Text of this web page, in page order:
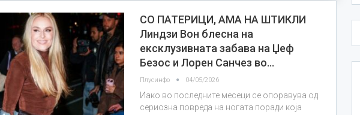
СО ПАТЕРИЦИ, АМА НА ШТИКЛИ
Линдзи Вон блесна на
ексклузивната забава на Џеф
Безос и Лорен Санчез во…
Плусинфо 04/05/2026
Иако во последните месеци се опоравува од
сериозна повреда на ногата поради која